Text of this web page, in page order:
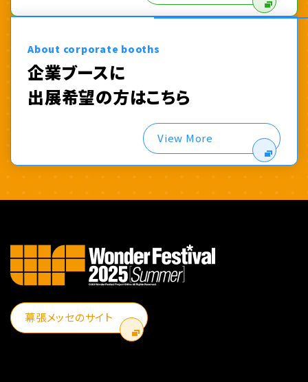
About corporate booths
企業ブースに
出展希望の方はこちら
View More
幕張メッセのサイト